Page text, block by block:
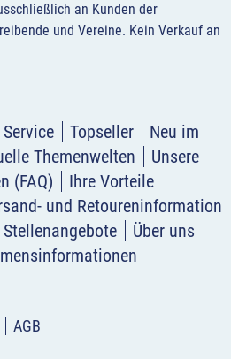
an Kunden der
und Vereine. Kein Verkauf an
Topseller
Neu im
Themenwelten
Unsere
(FAQ)
Ihre Vorteile
und Retoureninformation
Stellenangebote
Über uns
AGB